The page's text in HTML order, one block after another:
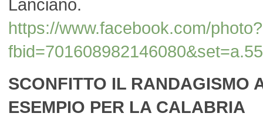
Lanciano.
https://www.facebook.com/photo?
SCONFITTO IL RANDAGISMO
ESEMPIO PER LA CALABRIA